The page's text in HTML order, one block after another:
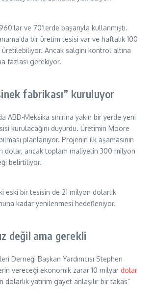
ve 70’lerde başarıyla kullanmıştı.
bir üretim tesisi var ve haftalık 100
Ancak salgını kontrol altına
fazlası gerekiyor.
fabrikası” kuruluyor
ABD-Meksika sınırına yakın bir yerde yeni
kurulacağını duyurdu. Üretimin Moore
planlanıyor. Projenin ilk aşamasının
dolar, ancak toplam maliyetin 300 milyon
belirtiliyor.
eski bir tesisin de 21 milyon dolarlık
kadar yenilenmesi hedefleniyor.
değil ama gerekli
Derneği Başkan Yardımcısı Stephen
vereceği ekonomik zarar 10 milyar dolar
yatırım gayet anlaşılır bir takas”